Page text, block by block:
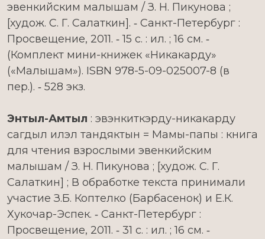
эвенкийским малышам / З. Н. Пикунова ;
[худож. С. Г. Салаткин]. ‑ Санкт-Петербург :
Просвещение, 2011. ‑ 15 с. : ил. ; 16 см. ‑
(Комплект мини-книжек «Никакарду»
(«Малышам»). ISBN 978-5-09-025007-8 (в
пер.). ‑ 528 экз.
Энтыл-Амтыл : эвэнкиткэрду-никакарду
сагдыл илэл тандяктын = Мамы-папы : книга
для чтения взрослыми эвенкийским
малышам / З. Н. Пикунова ; [худож. С. Г.
Салаткин] ; В обработке текста принимали
участие З.Б. Коптелко (Барбасенок) и Е.К.
Хукочар-Эспек. ‑ Санкт-Петербург :
Просвещение, 2011. ‑ 31 с. : ил. ; 16 см. ‑